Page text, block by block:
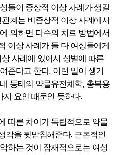
들이 증상적 이상 사례가 생길
계는 비증상적 이상 사례에서
의하면 다수의 치료 방법에서
이상 사례가 둘 다 여성들에게
사례에 있어서 성별에 따른
준다고 한다. 이런 일이 생기
동태의 약물유전체학, 총복용
지 요인 때문인 듯하다.
따른 차이가 독립적으로 약물
각을 뒷받침해준다. 근본적인
하는 것이 잠재적으로는 여성